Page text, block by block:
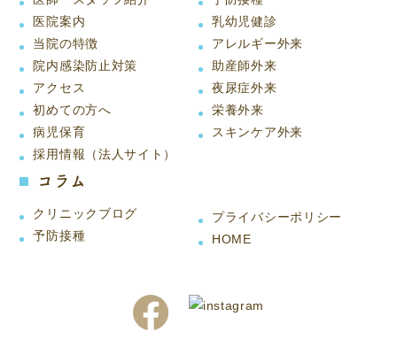
医院案内
当院の特徴
院内感染防止対策
アクセス
初めての方へ
病児保育
採用情報（法人サイト）
乳幼児健診
アレルギー外来
助産師外来
夜尿症外来
栄養外来
スキンケア外来
コラム
クリニックブログ
予防接種
プライバシーポリシー
HOME